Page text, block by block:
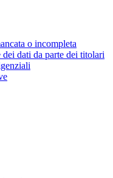
o incompleta
dati da parte dei titolari